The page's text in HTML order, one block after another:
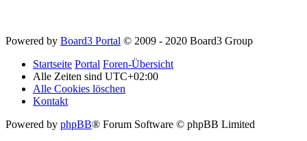
Powered by Board3 Portal © 2009 - 2020 Board3 Group
Startseite Portal Foren-Übersicht
Alle Zeiten sind UTC+02:00
Alle Cookies löschen
Kontakt
Powered by phpBB® Forum Software © phpBB Limited